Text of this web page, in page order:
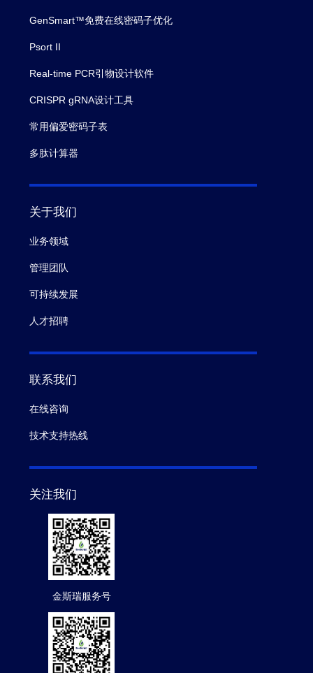
GenSmart™免费在线密码子优化
Psort II
Real-time PCR引物设计软件
CRISPR gRNA设计工具
常用偏爱密码子表
多肽计算器
关于我们
业务领域
管理团队
可持续发展
人才招聘
联系我们
在线咨询
技术支持热线
关注我们
金斯瑞服务号